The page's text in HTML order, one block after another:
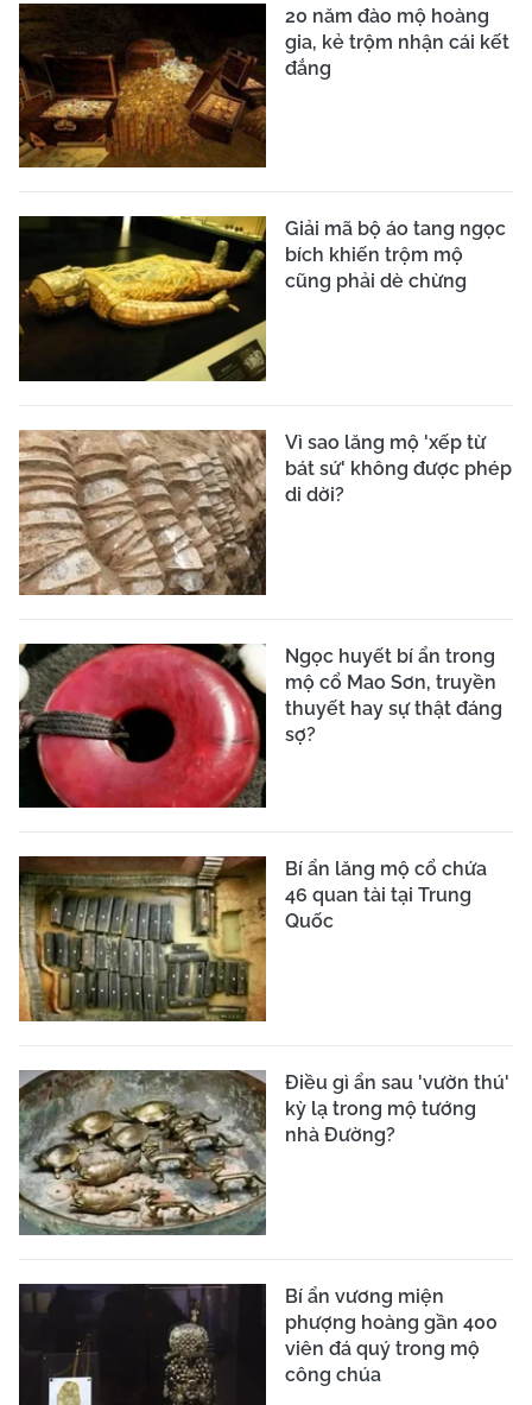
20 năm đào mộ hoàng
gia, kẻ trộm nhận cái kết
đắng
Giải mã bộ áo tang ngọc
bích khiến trộm mộ
cũng phải dè chừng
Vì sao lăng mộ 'xếp từ
bát sứ' không được phép
di dời?
Ngọc huyết bí ẩn trong
mộ cổ Mao Sơn, truyền
thuyết hay sự thật đáng
sợ?
Bí ẩn lăng mộ cổ chứa
46 quan tài tại Trung
Quốc
Điều gì ẩn sau 'vườn thú'
kỳ lạ trong mộ tướng
nhà Đường?
Bí ẩn vương miện
phượng hoàng gần 400
viên đá quý trong mộ
công chúa